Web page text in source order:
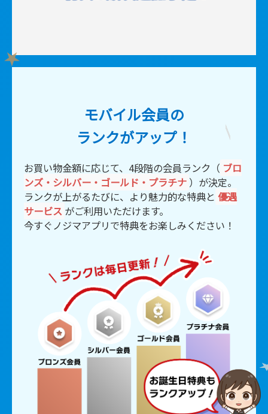
モバイル会員の
ランクがアップ！
お買い物金額に応じて、4段階の会員ランク（ ブロ
ンズ・シルバー・ゴールド・プラチナ ）が決定。
ランクが上がるたびに、より魅力的な特典と 優遇
サービス がご利用いただけます。
今すぐノジマアプリで特典をお楽しみください！
★